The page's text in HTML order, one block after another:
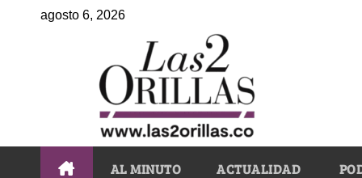
agosto 6, 2026
AL MINUTO ACTUALIDAD